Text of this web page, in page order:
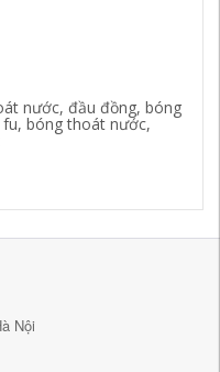
nước, đầu đồng, bóng
bóng thoát nước,
Nội